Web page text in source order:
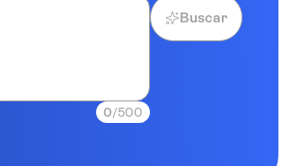
0/500
Buscar